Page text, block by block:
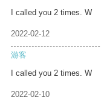
I called you 2 times. W
2022-02-12
游客
I called you 2 times. W
2022-02-10